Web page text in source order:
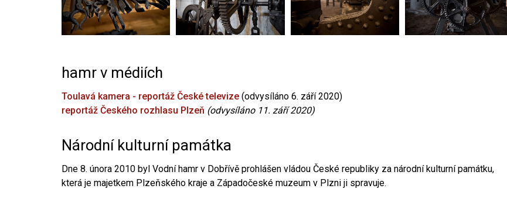
hamr v médiích
Toulavá kamera - reportáž České televize (odvysíláno 6. září 2020)
reportáž Českého rozhlasu Plzeň (odvysíláno 11. září 2020)
Národní kulturní památka
Dne 8. února 2010 byl Vodní hamr v Dobřívě prohlášen vládou České republiky za národní kulturní památku,
která je majetkem Plzeňského kraje a Západočeské muzeum v Plzni ji spravuje.